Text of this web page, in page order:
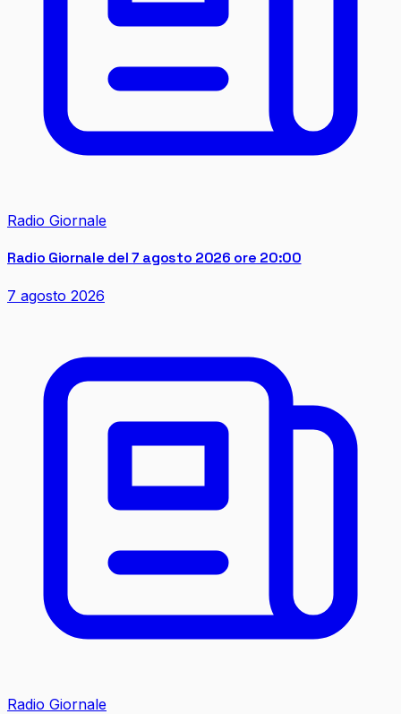
Radio Giornale
Radio Giornale del 7 agosto 2026 ore 20:00
7 agosto 2026
Radio Giornale